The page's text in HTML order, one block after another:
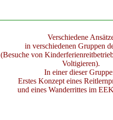
Verschiedene
in verschiedenen Gruppen
(Besuche von
Voltigieren).
In einer dieser
Erstes Konzept eines
und eines Wanderrittes im